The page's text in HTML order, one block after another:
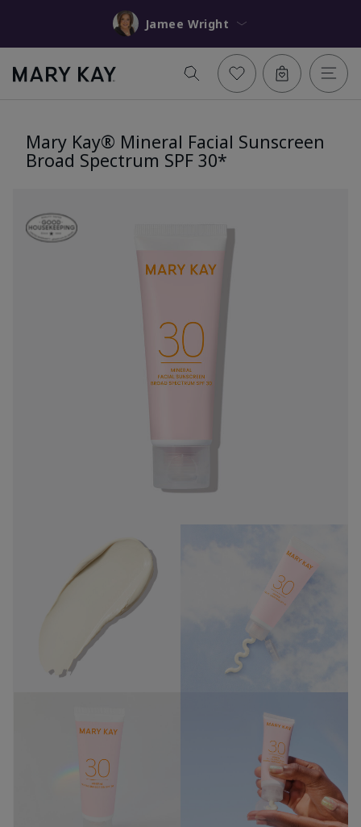
Jamee Wright
Mary Kay® Mineral Facial Sunscreen
Broad Spectrum SPF 30*